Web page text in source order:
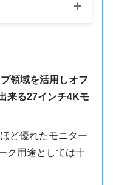
領域を活用しオフ
来る27インチ4Kモ
ど優れたモニター
ク用途としては十